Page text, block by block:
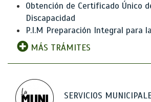
Obtención de Certificado Único
Discapacidad
P.I.M Preparación Integral para
MÁS TRÁMITES
SERVICIOS